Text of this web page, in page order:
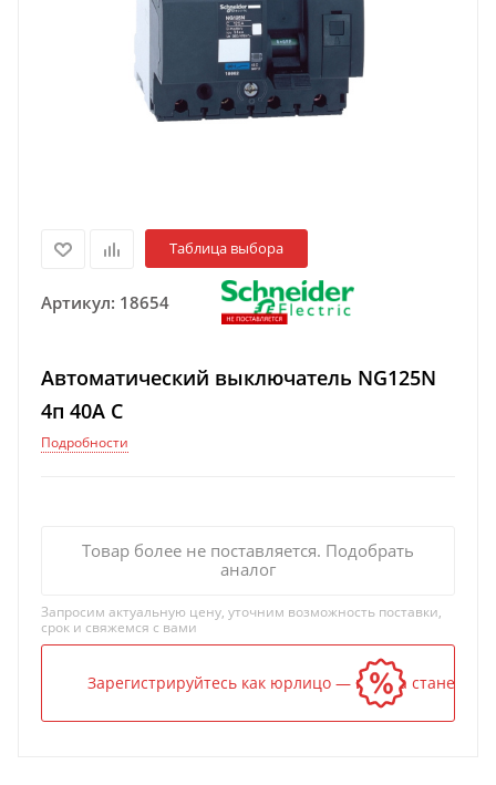
Таблица выбора
Артикул: 18654
Автоматический выключатель NG125N
4п 40A C
Подробности
Товар более не поставляется. Подобрать
аналог
Запросим актуальную цену, уточним возможность поставки,
срок и свяжемся с вами
Зарегистрируйтесь как юрлицо — и цена станет